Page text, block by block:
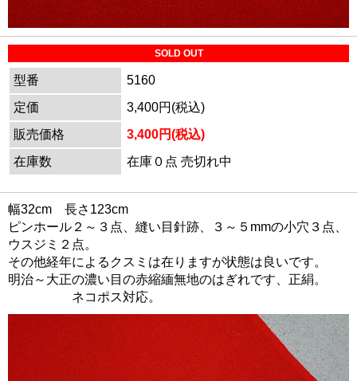
SOLD OUT
型番
5160
定価
3,400円(税込)
販売価格
3,400円(税込)
在庫数
在庫０点 売切れ中
幅32cm 長さ123cm
ピンホール２～３点、縫い目針跡、３～５mmの小穴３点、
ウスジミ２点。
その他経年によるクスミは在りますが状態は良いです。
明治～大正の濃い目の赤縮緬無地のはぎれです、正絹。
ネコポス対応。